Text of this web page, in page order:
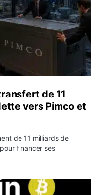
de 11
vers Pimco et
de 11 milliards de
financer ses
pendant que les